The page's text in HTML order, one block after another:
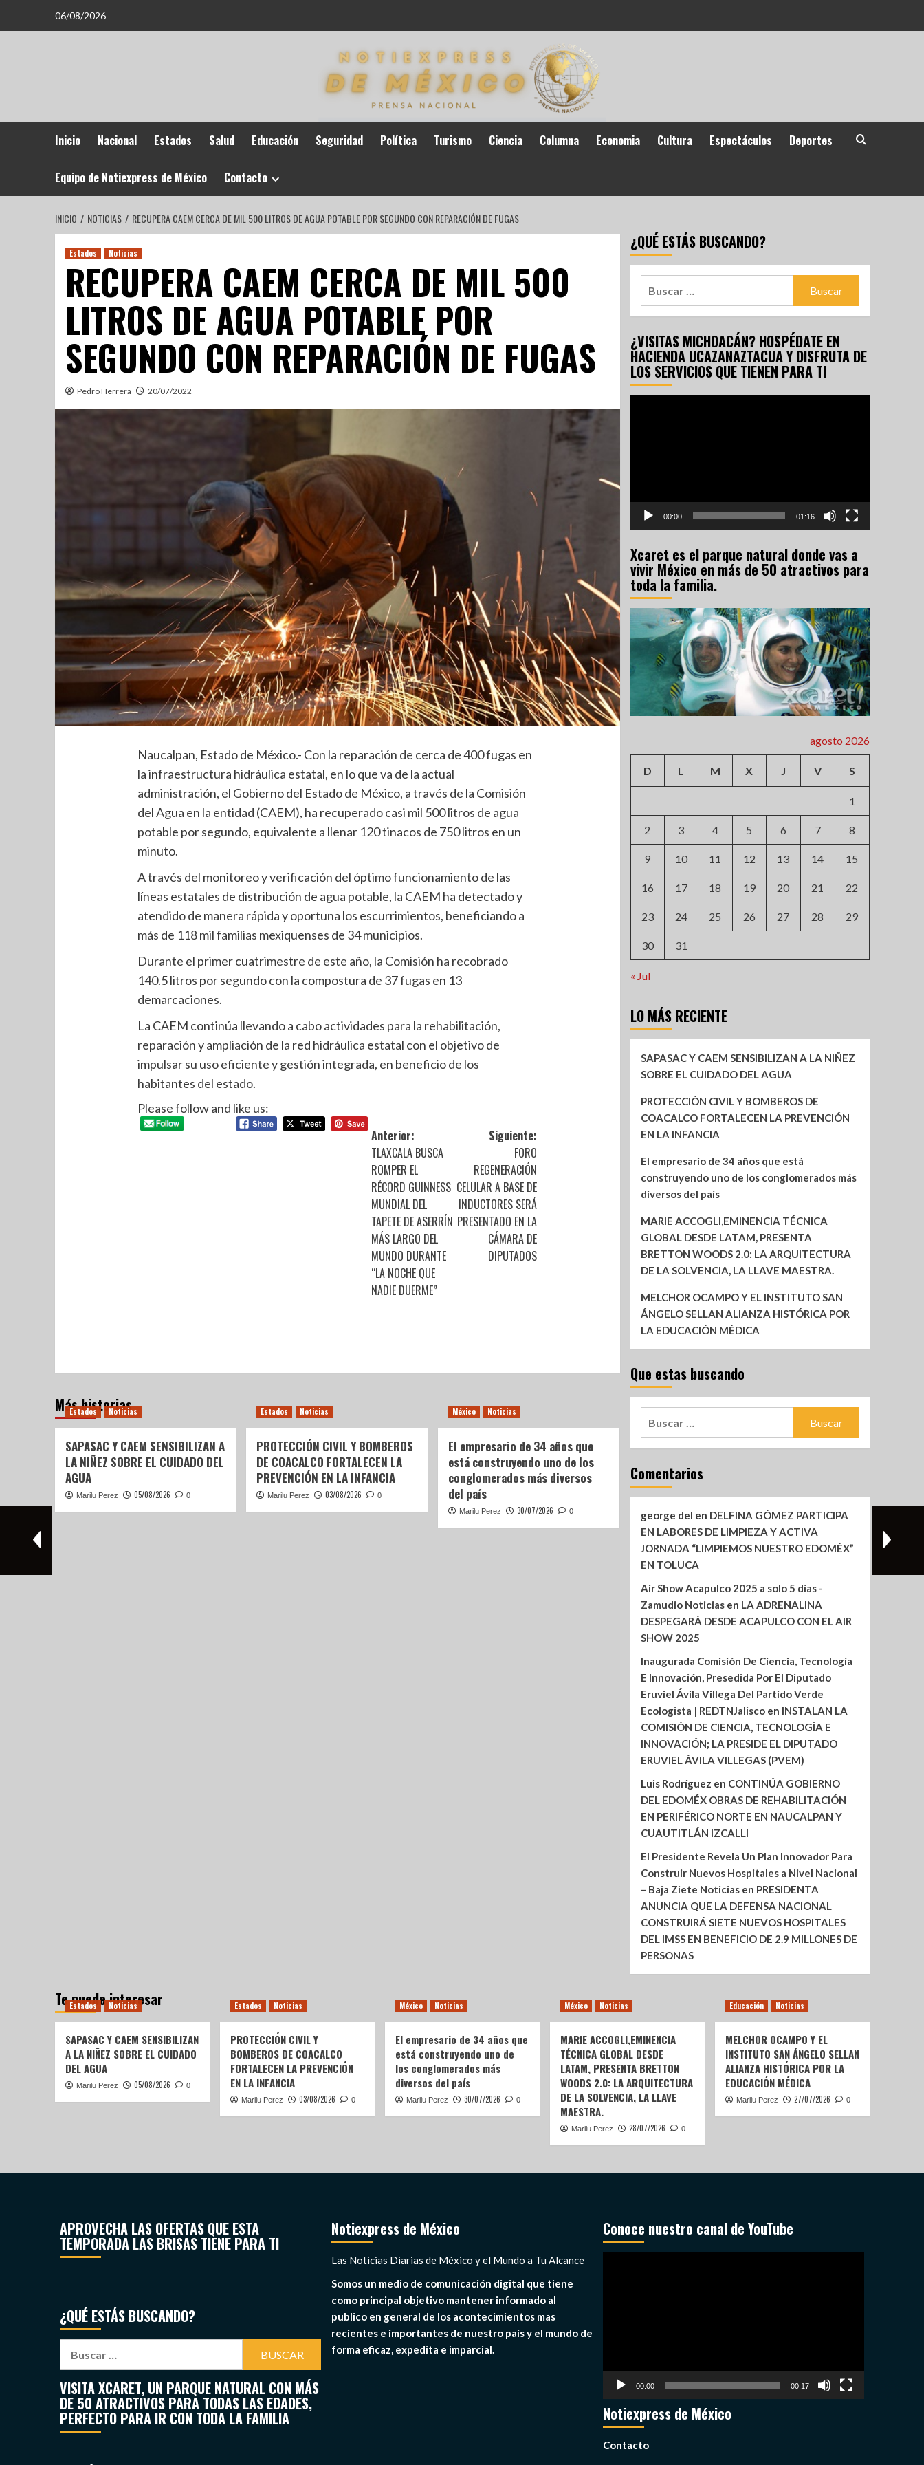
06/08/2026
Inicio Nacional Estados Salud Educación Seguridad Política Turismo Ciencia Columna Economia Cultura Espectáculos Deportes
Equipo de Notiexpress de México Contacto
INICIO NOTICIAS RECUPERA CAEM CERCA DE MIL 500 LITROS DE AGUA POTABLE POR SEGUNDO CON REPARACIÓN DE FUGAS
Estados Noticias
RECUPERA CAEM CERCA DE MIL 500
LITROS DE AGUA POTABLE POR
SEGUNDO CON REPARACIÓN DE FUGAS
Pedro Herrera 20/07/2022
Naucalpan, Estado de México.- Con la reparación de cerca de 400 fugas en
la infraestructura hidráulica estatal, en lo que va de la actual
administración, el Gobierno del Estado de México, a través de la Comisión
del Agua en la entidad (CAEM), ha recuperado casi mil 500 litros de agua
potable por segundo, equivalente a llenar 120 tinacos de 750 litros en un
minuto.
A través del monitoreo y verificación del óptimo funcionamiento de las
líneas estatales de distribución de agua potable, la CAEM ha detectado y
atendido de manera rápida y oportuna los escurrimientos, beneficiando a
más de 118 mil familias mexiquenses de 34 municipios.
Durante el primer cuatrimestre de este año, la Comisión ha recobrado
140.5 litros por segundo con la compostura de 37 fugas en 13
demarcaciones.
La CAEM continúa llevando a cabo actividades para la rehabilitación,
reparación y ampliación de la red hidráulica estatal con el objetivo de
impulsar su uso eficiente y gestión integrada, en beneficio de los
habitantes del estado.
Please follow and like us:
Anterior:
TLAXCALA BUSCA
ROMPER EL
RÉCORD GUINNESS
MUNDIAL DEL
TAPETE DE ASERRÍN
MÁS LARGO DEL
MUNDO DURANTE
“LA NOCHE QUE
NADIE DUERME”
Siguiente:
FORO
REGENERACIÓN
CELULAR A BASE DE
INDUCTORES SERÁ
PRESENTADO EN LA
CÁMARA DE
DIPUTADOS
Más historias
Estados Noticias
SAPASAC Y CAEM SENSIBILIZAN A
LA NIÑEZ SOBRE EL CUIDADO DEL
AGUA
Marilu Perez 05/08/2026 0
Estados Noticias
PROTECCIÓN CIVIL Y BOMBEROS
DE COACALCO FORTALECEN LA
PREVENCIÓN EN LA INFANCIA
Marilu Perez 03/08/2026 0
México Noticias
El empresario de 34 años que
está construyendo uno de los
conglomerados más diversos
del país
Marilu Perez 30/07/2026 0
¿QUÉ ESTÁS BUSCANDO?
¿VISITAS MICHOACÁN? HOSPÉDATE EN
HACIENDA UCAZANAZTACUA Y DISFRUTA DE
LOS SERVICIOS QUE TIENEN PARA TI
00:00 01:16
Xcaret es el parque natural donde vas a
vivir México en más de 50 atractivos para
toda la familia.
agosto 2026
D L M X J V S
1
2 3 4 5 6 7 8
9 10 11 12 13 14 15
16 17 18 19 20 21 22
23 24 25 26 27 28 29
30 31
« Jul
LO MÁS RECIENTE
SAPASAC Y CAEM SENSIBILIZAN A LA NIÑEZ
SOBRE EL CUIDADO DEL AGUA
PROTECCIÓN CIVIL Y BOMBEROS DE
COACALCO FORTALECEN LA PREVENCIÓN
EN LA INFANCIA
El empresario de 34 años que está
construyendo uno de los conglomerados más
diversos del país
MARIE ACCOGLI,EMINENCIA TÉCNICA
GLOBAL DESDE LATAM, PRESENTA
BRETTON WOODS 2.0: LA ARQUITECTURA
DE LA SOLVENCIA, LA LLAVE MAESTRA.
MELCHOR OCAMPO Y EL INSTITUTO SAN
ÁNGELO SELLAN ALIANZA HISTÓRICA POR
LA EDUCACIÓN MÉDICA
Que estas buscando
Comentarios
george del en DELFINA GÓMEZ PARTICIPA
EN LABORES DE LIMPIEZA Y ACTIVA
JORNADA “LIMPIEMOS NUESTRO EDOMÉX”
EN TOLUCA
Air Show Acapulco 2025 a solo 5 días -
Zamudio Noticiasen LA ADRENALINA
DESPEGARÁ DESDE ACAPULCO CON EL AIR
SHOW 2025
Inaugurada Comisión De Ciencia, Tecnología
E Innovación, Presedida Por El Diputado
Eruviel Ávila Villega Del Partido Verde
Ecologista | REDTNJaliscoen INSTALAN LA
COMISIÓN DE CIENCIA, TECNOLOGÍA E
INNOVACIÓN; LA PRESIDE EL DIPUTADO
ERUVIEL ÁVILA VILLEGAS (PVEM)
Luis Rodríguez en CONTINÚA GOBIERNO
DEL EDOMÉX OBRAS DE REHABILITACIÓN
EN PERIFÉRICO NORTE EN NAUCALPAN Y
CUAUTITLÁN IZCALLI
El Presidente Revela Un Plan Innovador Para
Construir Nuevos Hospitales a Nivel Nacional
– Baja Ziete Noticiasen PRESIDENTA
ANUNCIA QUE LA DEFENSA NACIONAL
CONSTRUIRÁ SIETE NUEVOS HOSPITALES
DEL IMSS EN BENEFICIO DE 2.9 MILLONES DE
PERSONAS
Te puede interesar
Estados Noticias
SAPASAC Y CAEM SENSIBILIZAN
A LA NIÑEZ SOBRE EL CUIDADO
DEL AGUA
Marilu Perez 05/08/2026 0
Estados Noticias
PROTECCIÓN CIVIL Y
BOMBEROS DE COACALCO
FORTALECEN LA PREVENCIÓN
EN LA INFANCIA
Marilu Perez 03/08/2026 0
México Noticias
El empresario de 34 años que
está construyendo uno de
los conglomerados más
diversos del país
Marilu Perez 30/07/2026 0
México Noticias
MARIE ACCOGLI,EMINENCIA
TÉCNICA GLOBAL DESDE
LATAM, PRESENTA BRETTON
WOODS 2.0: LA ARQUITECTURA
DE LA SOLVENCIA, LA LLAVE
MAESTRA.
Marilu Perez 28/07/2026 0
Educación Noticias
MELCHOR OCAMPO Y EL
INSTITUTO SAN ÁNGELO SELLAN
ALIANZA HISTÓRICA POR LA
EDUCACIÓN MÉDICA
Marilu Perez 27/07/2026 0
APROVECHA LAS OFERTAS QUE ESTA
TEMPORADA LAS BRISAS TIENE PARA TI
¿QUÉ ESTÁS BUSCANDO?
VISITA XCARET, UN PARQUE NATURAL CON MÁS
DE 50 ATRACTIVOS PARA TODAS LAS EDADES,
PERFECTO PARA IR CON TODA LA FAMILIA
Notiexpress de México
Las Noticias Diarias de México y el Mundo a Tu Alcance
Somos un medio de comunicación digital que tiene
como principal objetivo mantener informado al
publico en general de los acontecimientos mas
recientes e importantes de nuestro país y el mundo de
forma eficaz, expedita e imparcial.
Conoce nuestro canal de YouTube
00:00 00:17
Notiexpress de México
Contacto